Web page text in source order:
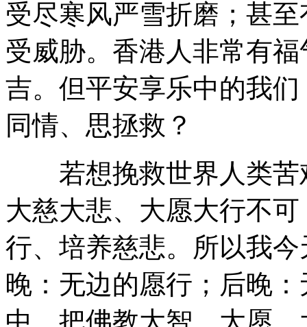
受尽寒风严雪折磨；甚
受威胁。香港人非常有
吉。但平安享乐中的我
同情、思拯救？
若想挽救世界人类苦
大慈大悲、大愿大行不
行、培养慈悲。所以我
晚：无边的愿行；后晚